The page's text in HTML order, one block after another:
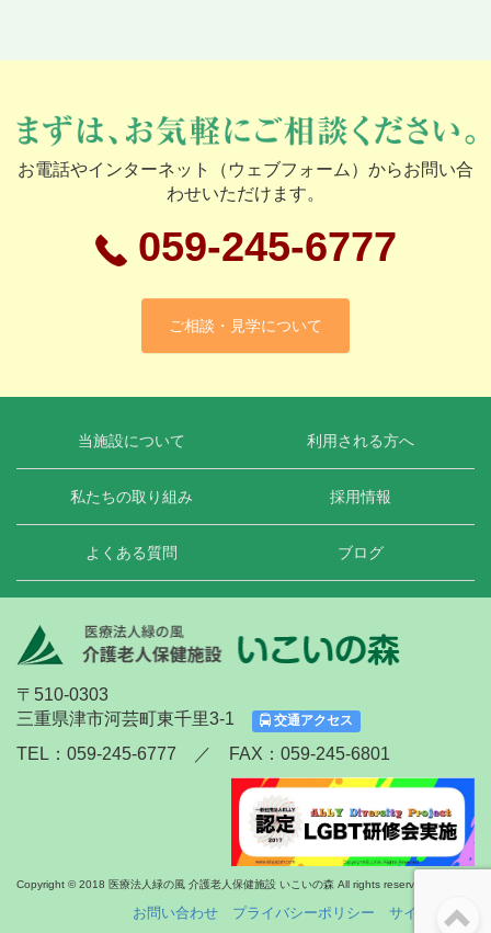
お電話やインターネット（ウェブフォーム）からお問い合
わせいただけます。
059-245-6777
ご相談・見学について
当施設について 利用される方へ
私たちの取り組み 採用情報
よくある質問 ブログ
〒510-0303
三重県津市河芸町東千里3-1
交通アクセス
TEL：059-245-6777 ／ FAX：059-245-6801
Copyright © 2018 医療法人緑の風 介護老人保健施設 いこいの森 All rights reserved.
お問い合わせ プライバシーポリシー サイトマップ